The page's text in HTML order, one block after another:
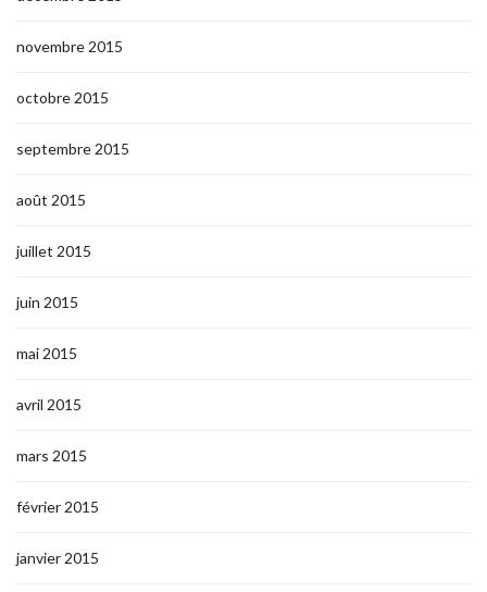
novembre 2015
octobre 2015
septembre 2015
août 2015
juillet 2015
juin 2015
mai 2015
avril 2015
mars 2015
février 2015
janvier 2015